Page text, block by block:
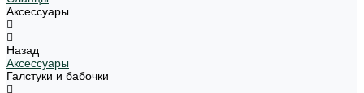
Аксессуары
Назад
Аксессуары
Галстуки и бабочки